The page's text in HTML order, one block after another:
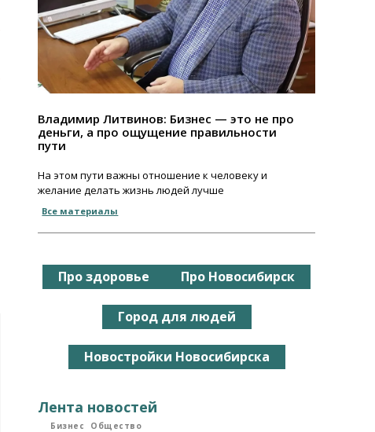
Владимир Литвинов: Бизнес — это не про
деньги, а про ощущение правильности
пути
На этом пути важны отношение к человеку и
желание делать жизнь людей лучше
Все материалы
Про здоровье Про Новосибирск
Город для людей
Новостройки Новосибирска
Лента новостей
Бизнес Общество